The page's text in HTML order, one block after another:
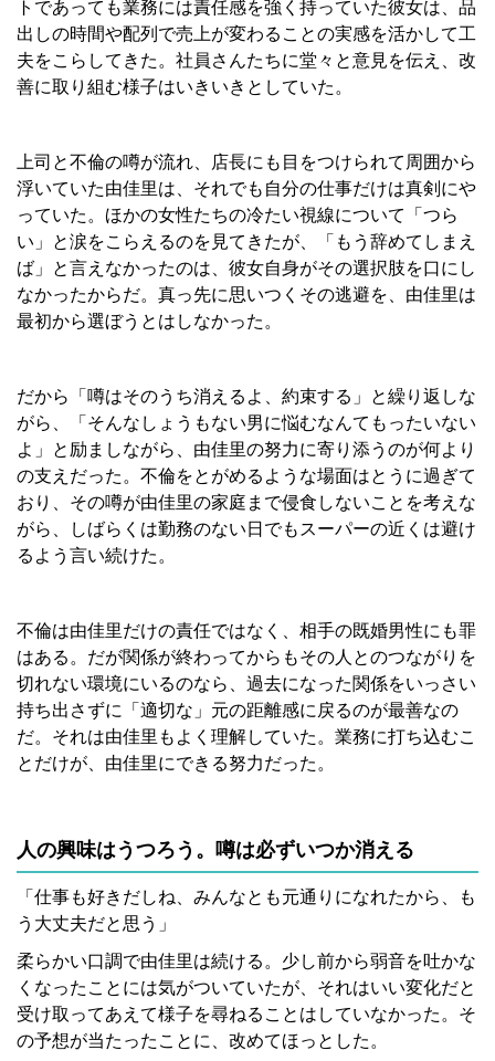
トであっても業務には責任感を強く持っていた彼女は、品
出しの時間や配列で売上が変わることの実感を活かして工
夫をこらしてきた。社員さんたちに堂々と意見を伝え、改
善に取り組む様子はいきいきとしていた。
上司と不倫の噂が流れ、店長にも目をつけられて周囲から
浮いていた由佳里は、それでも自分の仕事だけは真剣にや
っていた。ほかの女性たちの冷たい視線について「つら
い」と涙をこらえるのを見てきたが、「もう辞めてしまえ
ば」と言えなかったのは、彼女自身がその選択肢を口にし
なかったからだ。真っ先に思いつくその逃避を、由佳里は
最初から選ぼうとはしなかった。
だから「噂はそのうち消えるよ、約束する」と繰り返しな
がら、「そんなしょうもない男に悩むなんてもったいない
よ」と励ましながら、由佳里の努力に寄り添うのが何より
の支えだった。不倫をとがめるような場面はとうに過ぎて
おり、その噂が由佳里の家庭まで侵食しないことを考えな
がら、しばらくは勤務のない日でもスーパーの近くは避け
るよう言い続けた。
不倫は由佳里だけの責任ではなく、相手の既婚男性にも罪
はある。だが関係が終わってからもその人とのつながりを
切れない環境にいるのなら、過去になった関係をいっさい
持ち出さずに「適切な」元の距離感に戻るのが最善なの
だ。それは由佳里もよく理解していた。業務に打ち込むこ
とだけが、由佳里にできる努力だった。
人の興味はうつろう。噂は必ずいつか消える
「仕事も好きだしね、みんなとも元通りになれたから、も
う大丈夫だと思う」
柔らかい口調で由佳里は続ける。少し前から弱音を吐かな
くなったことには気がついていたが、それはいい変化だと
受け取ってあえて様子を尋ねることはしていなかった。そ
の予想が当たったことに、改めてほっとした。